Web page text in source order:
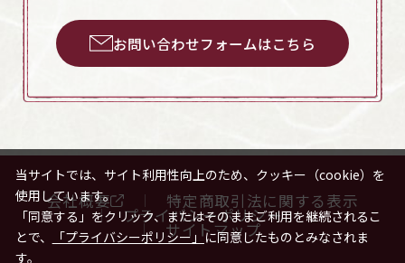
お問い合わせフォームはこちら
会社概要 特定商取引法に関する表示
プライバシーポリシー
サイトマップ
当サイトでは、サイト利用性向上のため、クッキー（cookie）を
使用しています。
「同意する」をクリック、またはそのままご利用を継続されるこ
とで、
「プライバシーポリシー」に同意したものとみなされま
す。